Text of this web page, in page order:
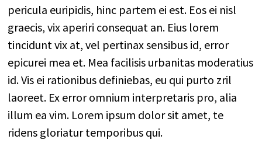
pericula euripidis, hinc partem ei est. Eos ei nisl
graecis, vix aperiri consequat an. Eius lorem
tincidunt vix at, vel pertinax sensibus id, error
epicurei mea et. Mea facilisis urbanitas moderatius
id. Vis ei rationibus definiebas, eu qui purto zril
laoreet. Ex error omnium interpretaris pro, alia
illum ea vim. Lorem ipsum dolor sit amet, te
ridens gloriatur temporibus qui.